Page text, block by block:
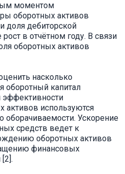
моментом
оборотных активов
доля дебиторской
в отчётном году. В связи
оборотных активов
насколько
оборотный капитал
эффективности
активов используются
оборачиваемости. Ускорение
средств ведет к
оборотных активов
финансовых